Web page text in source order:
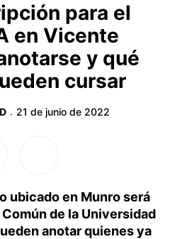
para el
en Vicente
y qué
cursar
· 21 de junio de 2022
ubicado en Munro será
de la Universidad
anotar quienes ya